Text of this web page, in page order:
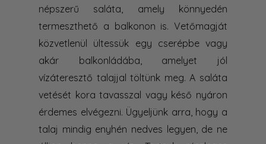
népszerű saláta, amely könnyedén
termeszthető a balkonon is. Vetőmagját
közvetlenül ültessük egy cserépbe vagy
akár balkonládába, amelyet jól
vízáteresztő talajjal töltünk meg. A saláta
vetését kora tavasszal vagy késő nyáron
érdemes elvégezni. Ügyeljünk arra, hogy a
talaj mindig enyhén nedves legyen, de ne